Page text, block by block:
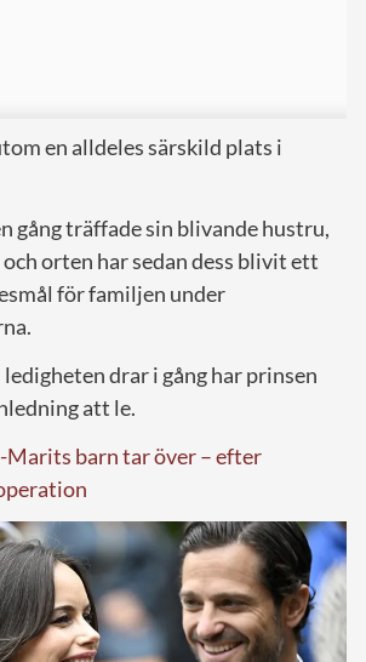
en alldeles särskild plats i
gång träffade sin blivande hustru,
och orten har sedan dess blivit ett
för familjen under
drar i gång har prinsen
att le.
barn tar över – efter